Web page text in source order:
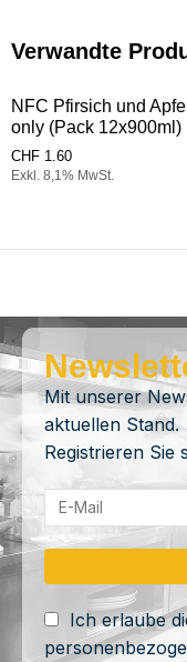
Verwandte
NFC Pfirsich und
only (Pack 12x900ml)
CHF 1.60
Exkl. 8,1% MwSt.
Mit unserer
aktuellen Stand.
Registrieren Sie
Ich erlaube